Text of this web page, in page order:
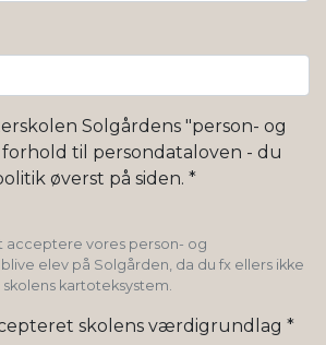
Solgårdens "person- og
til persondataloven - du
øverst på siden. *
acceptere vores person- og
elev på Solgården, da du fx ellers ikke
kartoteksystem.
skolens værdigrundlag *